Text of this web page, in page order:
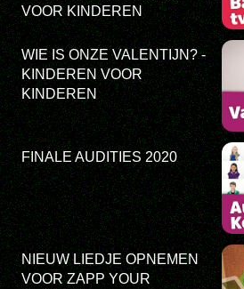
VOOR KINDEREN
WIE IS ONZE VALENTIJN? -
KINDEREN VOOR
KINDEREN
FINALE AUDITIES 2020
NIEUW LIEDJE OPNEMEN
VOOR ZAPP YOUR